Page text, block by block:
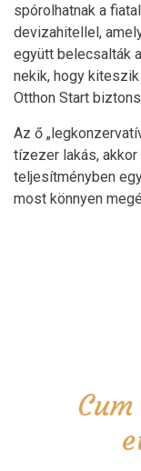
spórolhatnak a
devizahitellel,
együtt belecsalták
nekik, hogy
Otthon Start
Az ő
tízezer lakás,
teljesítményben
most könnyen